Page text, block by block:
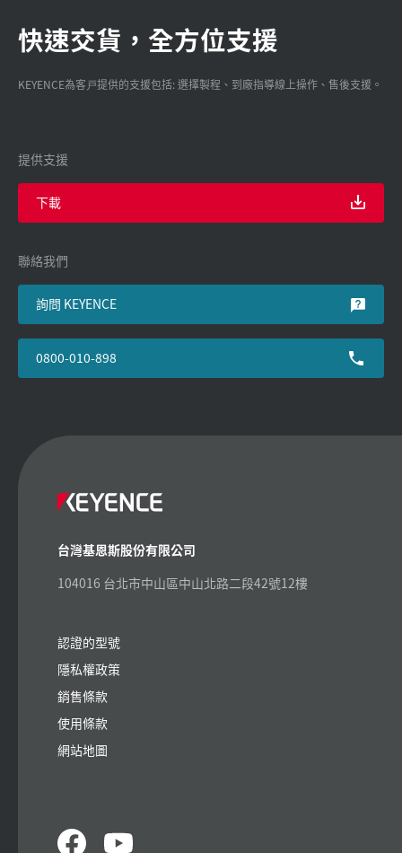
快速交貨，全方位支援
KEYENCE為客戸提供的支援包括: 選擇製程、到廠指導線上操作、售後支援。
提供支援
下載
聯絡我們
詢問 KEYENCE
0800-010-898
台灣基恩斯股份有限公司
104016 台北市中山區中山北路二段42號12樓
認證的型號
隱私權政策
銷售條款
使用條款
網站地圖